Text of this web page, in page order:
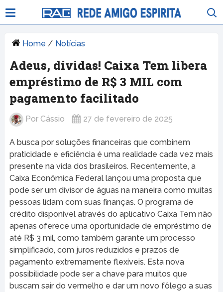
Home / Notícias
Adeus, dívidas! Caixa Tem libera
empréstimo de R$ 3 MIL com
pagamento facilitado
Por Cássio 27 de fevereiro de 2025
A busca por soluções financeiras que combinem
praticidade e eficiência é uma realidade cada vez mais
presente na vida dos brasileiros. Recentemente, a
Caixa Econômica Federal lançou uma proposta que
pode ser um divisor de águas na maneira como muitas
pessoas lidam com suas finanças. O programa de
crédito disponível através do aplicativo Caixa Tem não
apenas oferece uma oportunidade de empréstimo de
até R$ 3 mil, como também garante um processo
simplificado, com juros reduzidos e prazos de
pagamento extremamente flexíveis. Esta nova
possibilidade pode ser a chave para muitos que
buscam sair do vermelho e dar um novo fôlego a suas